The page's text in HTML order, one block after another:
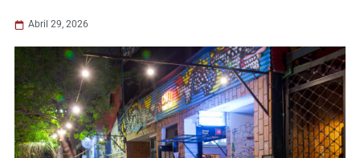
Abril 29, 2026